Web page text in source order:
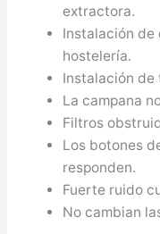
extractora.
Instalación de
hostelería.
Instalación de
La campana
Filtros
Los botones
responden.
Fuerte ruido
No cambian